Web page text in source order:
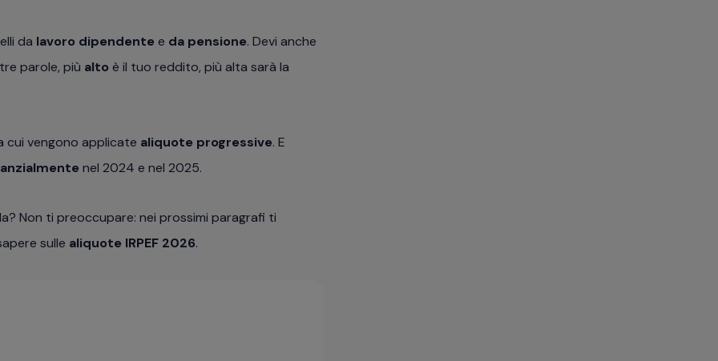
da lavoro dipendente e da pensione. Devi anche
parole, più alto è il tuo reddito, più alta sarà la
cui vengono applicate aliquote progressive. E
nel 2024 e nel 2025.
Non ti preoccupare: nei prossimi paragrafi ti
sulle aliquote IRPEF 2026.